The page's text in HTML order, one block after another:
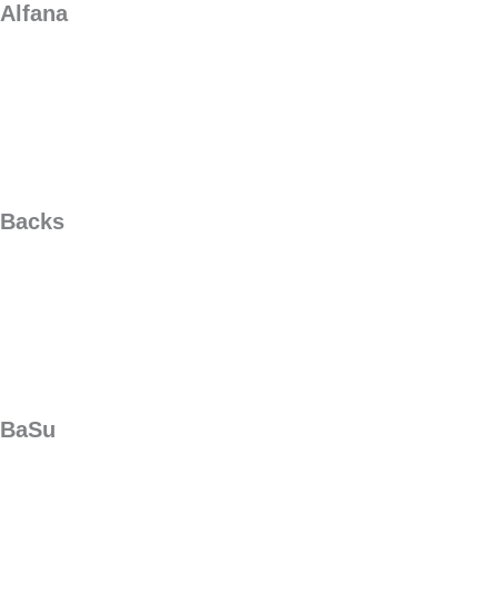
Alfana
Backs
BaSu